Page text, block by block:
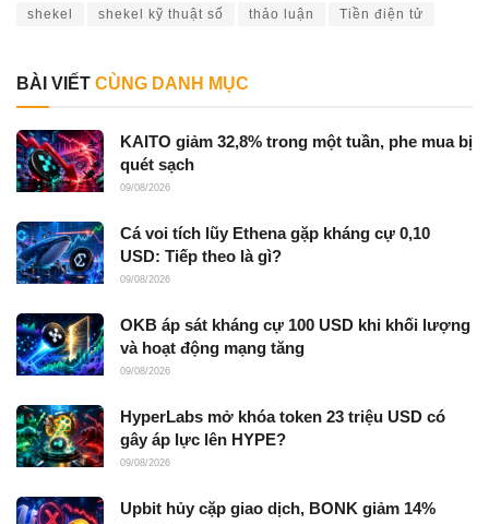
shekel shekel kỹ thuật số thảo luận Tiền điện tử
BÀI VIẾT CÙNG DANH MỤC
KAITO giảm 32,8% trong một tuần, phe mua bị
quét sạch
09/08/2026
Cá voi tích lũy Ethena gặp kháng cự 0,10
USD: Tiếp theo là gì?
09/08/2026
OKB áp sát kháng cự 100 USD khi khối lượng
và hoạt động mạng tăng
09/08/2026
HyperLabs mở khóa token 23 triệu USD có
gây áp lực lên HYPE?
09/08/2026
Upbit hủy cặp giao dịch, BONK giảm 14%